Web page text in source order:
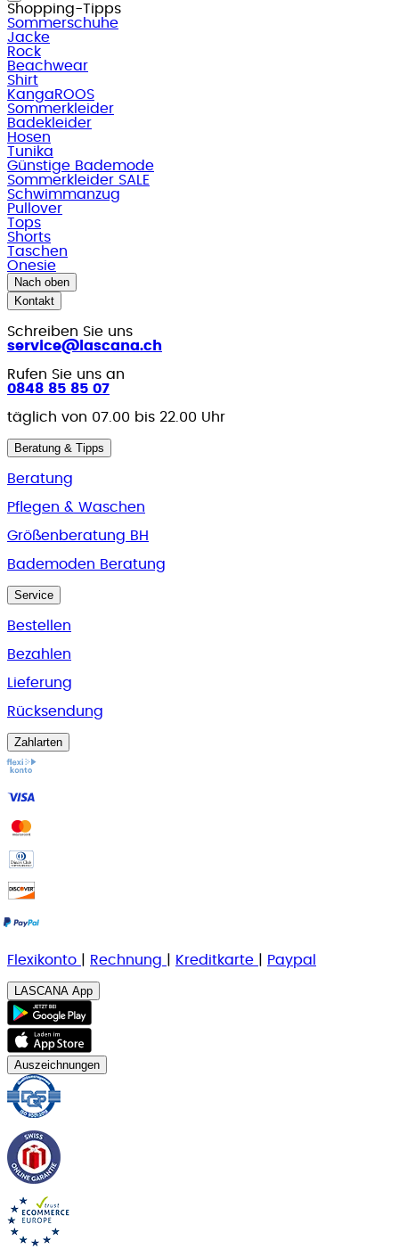
Shopping-Tipps
Sommerschuhe
Jacke
Rock
Beachwear
Shirt
KangaROOS
Sommerkleider
Badekleider
Hosen
Tunika
Günstige Bademode
Sommerkleider SALE
Schwimmanzug
Pullover
Tops
Shorts
Taschen
Onesie
Nach oben
Kontakt
Schreiben Sie uns
service@lascana.ch
Rufen Sie uns an
0848 85 85 07
täglich von 07.00 bis 22.00 Uhr
Beratung & Tipps
Beratung
Pflegen & Waschen
Größenberatung BH
Bademoden Beratung
Service
Bestellen
Bezahlen
Lieferung
Rücksendung
Zahlarten
Flexikonto Rechnung Kreditkarte Paypal
LASCANA App
Auszeichnungen